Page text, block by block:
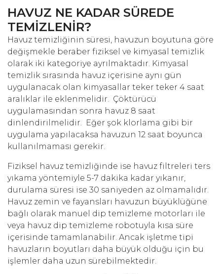
HAVUZ NE KADAR SÜREDE
TEMİZLENİR?
Havuz temizliğinin süresi, havuzun boyutuna göre
değişmekle beraber fiziksel ve kimyasal temizlik
olarak iki kategoriye ayrılmaktadır. Kimyasal
temizlik sırasında havuz içerisine aynı gün
uygulanacak olan kimyasallar teker teker 4 saat
aralıklar ile eklenmelidir. Çöktürücü
uygulamasından sonra havuz 8 saat
dinlendirilmelidir. Eğer şok klorlama gibi bir
uygulama yapılacaksa havuzun 12 saat boyunca
kullanılmaması gerekir.
Fiziksel havuz temizliğinde ise havuz filtreleri ters
yıkama yöntemiyle 5-7 dakika kadar yıkanır,
durulama süresi ise 30 saniyeden az olmamalıdır.
Havuz zemin ve fayansları havuzun büyüklüğüne
bağlı olarak manuel dip temizleme motorları ile
veya havuz dip temizleme robotuyla kısa süre
içerisinde tamamlanabilir. Ancak işletme tipi
havuzların boyutları daha büyük olduğu için bu
işlemler daha uzun sürebilmektedir.